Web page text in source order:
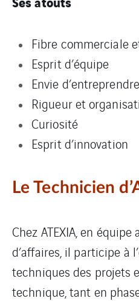
Fibre commerciale
Esprit d’équipe
Envie d’entreprendre
Rigueur et
Curiosité
Esprit d’innovation
Le Technicien
Chez ATEXIA, en
d’affaires, il participe à
techniques des projets
technique, tant en